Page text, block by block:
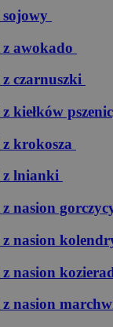
sojowy
awokado
czarnuszki
kiełków
krokosza
z lnianki
nasion
z nasion
z nasion
z nasion